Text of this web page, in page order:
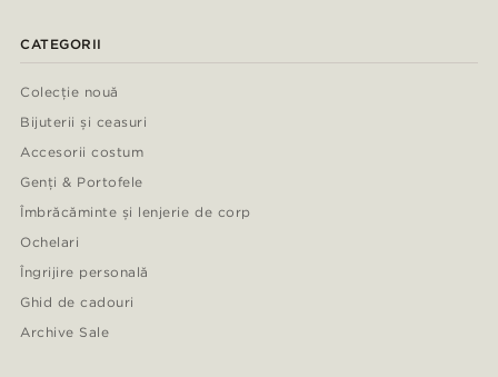
CATEGORII
Colecție nouă
Bijuterii și ceasuri
Accesorii costum
Genți & Portofele
Îmbrăcăminte și lenjerie de corp
Ochelari
Îngrijire personală
Ghid de cadouri
Archive Sale